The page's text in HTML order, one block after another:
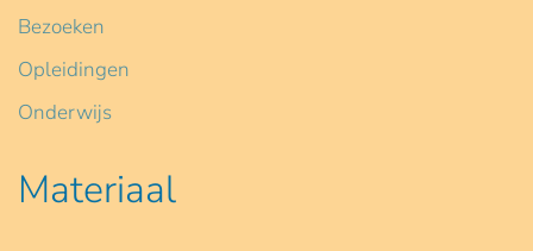
Bezoeken
Opleidingen
Onderwijs
Materiaal